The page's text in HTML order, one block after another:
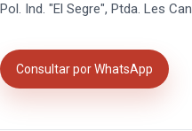
Pol. Ind. "El Segre", Ptda. Les
Consultar por WhatsApp